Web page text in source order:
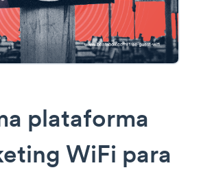
plataforma
WiFi para